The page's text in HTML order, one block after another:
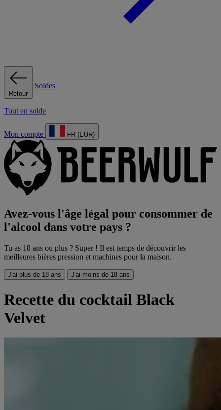
Retour
Soldes
Tout en solde
Mon compte FR (EUR)
Avez-vous l'âge légal pour consommer de
l'alcool dans votre pays ?
Tu as 18 ans ou plus ? Super ! Il est temps de découvrir les
meilleures bières pression et machines pour la maison.
J'ai plus de 18 ans J'ai moins de 18 ans
Recette du cocktail Black
Velvet